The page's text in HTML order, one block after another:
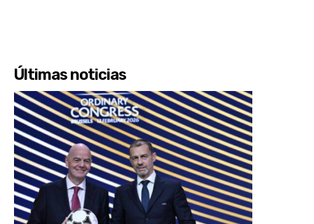
Últimas noticias